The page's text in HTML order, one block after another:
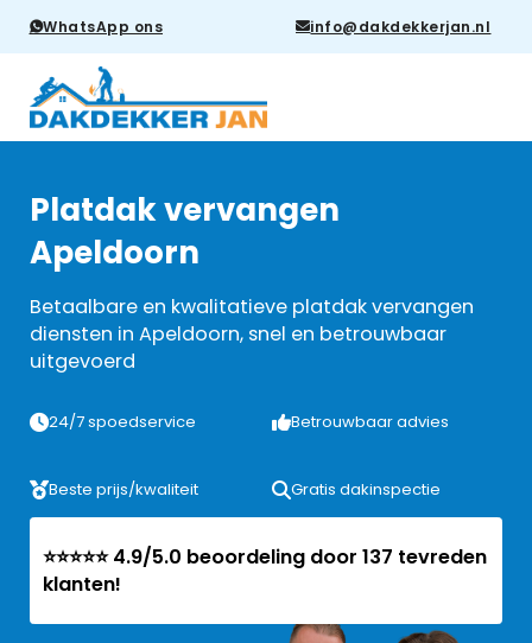
WhatsApp ons info@dakdekkerjan.nl
Platdak vervangen
Apeldoorn
Betaalbare en kwalitatieve platdak vervangen
diensten in Apeldoorn, snel en betrouwbaar
uitgevoerd
24/7 spoedservice Betrouwbaar advies
Beste prijs/kwaliteit Gratis dakinspectie
⭐⭐⭐⭐⭐ 4.9/5.0 beoordeling door 137 tevreden
klanten!